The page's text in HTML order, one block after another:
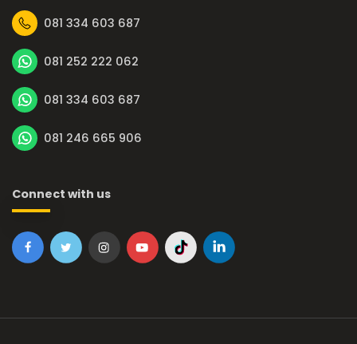
081 334 603 687
081 252 222 062
081 334 603 687
081 246 665 906
Connect with us